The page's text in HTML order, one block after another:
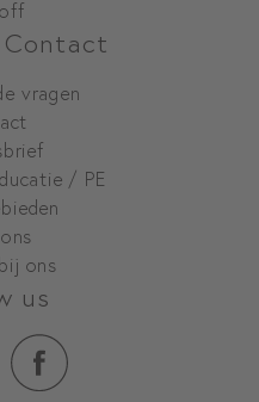
vragen
/ PE
ons
us